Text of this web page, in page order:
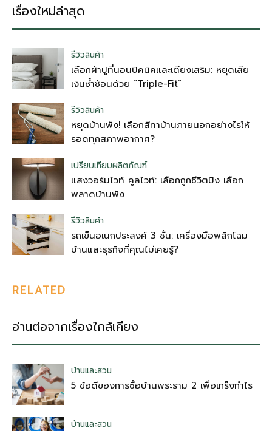
เรื่องใหม่ล่าสุด
รีวิวสินค้า
เลือกผ้าปูที่นอนปิคนิคและเตียงเสริม: หยุดเสีย
เงินซ้ำซ้อนด้วย “Triple-Fit”
รีวิวสินค้า
หยุดบ้านพัง! เลือกสีทาบ้านภายนอกอย่างไรให้
รอดทุกสภาพอากาศ?
เปรียบเทียบผลิตภัณฑ์
แสงวอร์มไวท์ คูลไวท์: เลือกถูกชีวิตปัง เลือก
พลาดบ้านพัง
รีวิวสินค้า
รถเข็นอเนกประสงค์ 3 ชั้น: เครื่องมือพลิกโฉม
บ้านและธุรกิจที่คุณไม่เคยรู้?
RELATED
อ่านต่อจากเรื่องใกล้เคียง
บ้านและสวน
5 ข้อดีของการซื้อบ้านพระราม 2 เพื่อเกร็งกำไร
บ้านและสวน